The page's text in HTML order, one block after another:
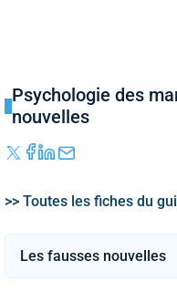
Psychologie des
nouvelles
>> Toutes les fiches du
Les fausses nouvelles